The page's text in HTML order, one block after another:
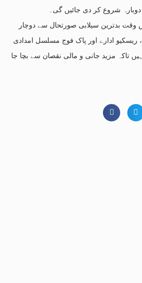
شروع کر دی جائیں گی۔
وقت بدترین سیلابی صورتحال سے دوچار
ریسکیو ادارے اور پاک فوج مسلسل امدادی
تاکہ مزید جانی و مالی نقصان سے بچا جا